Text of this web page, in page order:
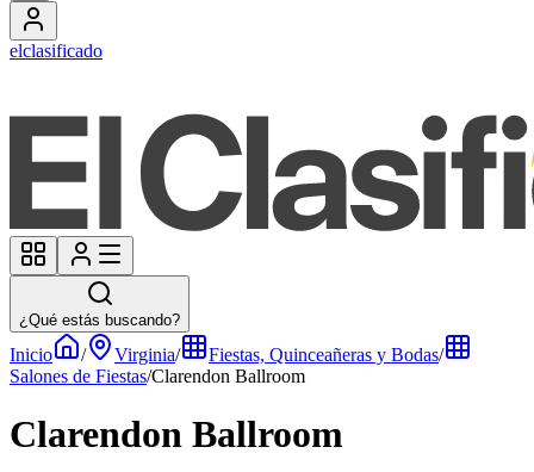
elclasificado
¿Qué estás buscando?
Inicio / Virginia/ Fiestas, Quinceañeras y Bodas/
Salones de Fiestas/Clarendon Ballroom
Clarendon Ballroom